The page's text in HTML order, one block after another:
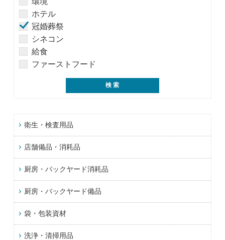
ホテル
冠婚葬祭
シネコン
給食
ファーストフード
衛生・検査用品
店舗備品・消耗品
厨房・バックヤード消耗品
厨房・バックヤード備品
袋・包装資材
洗浄・清掃用品